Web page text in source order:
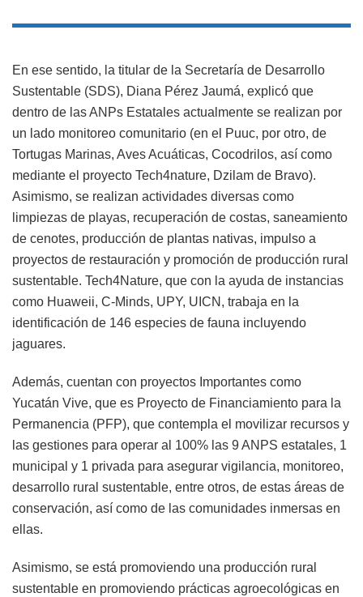
En ese sentido, la titular de la Secretaría de Desarrollo
Sustentable (SDS), Diana Pérez Jaumá, explicó que
dentro de las ANPs Estatales actualmente se realizan por
un lado monitoreo comunitario (en el Puuc, por otro, de
Tortugas Marinas, Aves Acuáticas, Cocodrilos, así como
mediante el proyecto Tech4nature, Dzilam de Bravo).
Asimismo, se realizan actividades diversas como
limpiezas de playas, recuperación de costas, saneamiento
de cenotes, producción de plantas nativas, impulso a
proyectos de restauración y promoción de producción rural
sustentable. Tech4Nature, que con la ayuda de instancias
como Huaweii, C-Minds, UPY, UICN, trabaja en la
identificación de 146 especies de fauna incluyendo
jaguares.
Además, cuentan con proyectos Importantes como
Yucatán Vive, que es Proyecto de Financiamiento para la
Permanencia (PFP), que contempla el movilizar recursos y
las gestiones para operar al 100% las 9 ANPS estatales, 1
municipal y 1 privada para asegurar vigilancia, monitoreo,
desarrollo rural sustentable, entre otros, de estas áreas de
conservación, así como de las comunidades inmersas en
ellas.
Asimismo, se está promoviendo una producción rural
sustentable en promoviendo prácticas agroecológicas en